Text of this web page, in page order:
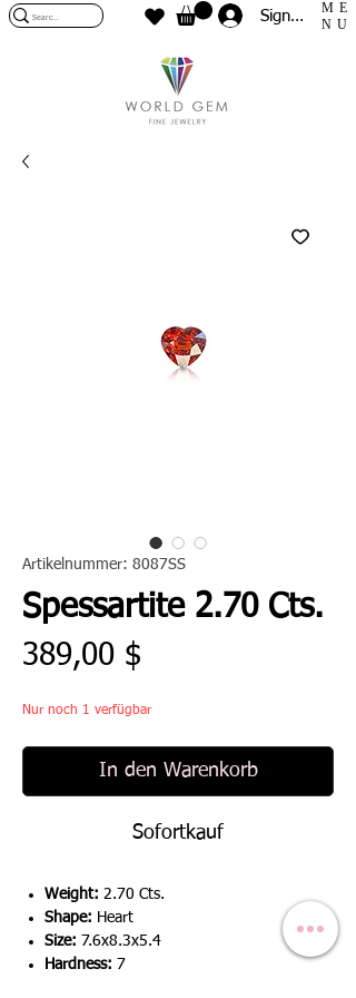
Sign In
ME
NU
Artikelnummer: 8087SS
Spessartite 2.70 Cts.
389,00 $
Nur noch 1 verfügbar
In den Warenkorb
Sofortkauf
Weight: 2.70 Cts.
Shape: Heart
Size: 7.6x8.3x5.4
Hardness: 7